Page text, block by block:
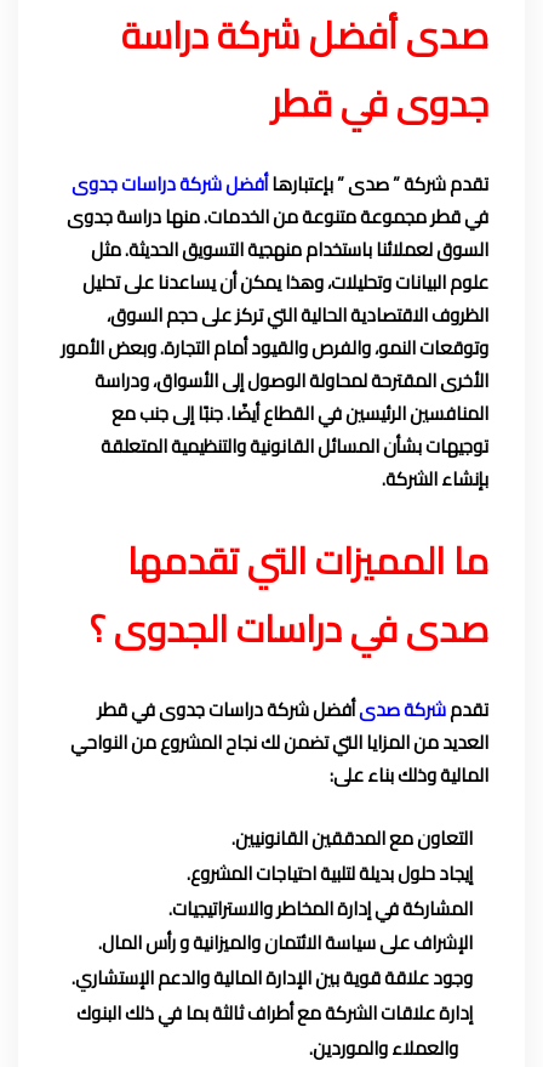
صدى أفضل شركة دراسة
جدوى في قطر
تقدم شركة ” صدى ” بإعتبارهاأفضل شركة دراسات جدوى
في قطر مجموعة متنوعة من الخدمات. منها دراسة جدوى
السوق لعملائنا باستخدام منهجية التسويق الحديثة. مثل
علوم البيانات وتحليلات، وهذا يمكن أن يساعدنا على تحليل
الظروف الاقتصادية الحالية التي تركز على حجم السوق،
وتوقعات النمو، والفرص والقيود أمام التجارة. وبعض الأمور
الأخرى المقترحة لمحاولة الوصول إلى الأسواق، ودراسة
المنافسين الرئيسين في القطاع أيضًا. جنبًا إلى جنب مع
توجيهات بشأن المسائل القانونية والتنظيمية المتعلقة
بإنشاء الشركة.
ما المميزات التي تقدمها
صدى في دراسات الجدوى ؟
تقدمشركة صدىأفضل شركة دراسات جدوى في قطر
العديد من المزايا التي تضمن لك نجاح المشروع من النواحي
المالية وذلك بناء على:
التعاون مع المدققين القانونيين.
إيجاد حلول بديلة لتلبية احتياجات المشروع.
المشاركة في إدارة المخاطر والاستراتيجيات.
الإشراف على سياسة الائتمان والميزانية و رأس المال.
وجود علاقة قوية بين الإدارة المالية والدعم الإستشاري.
إدارة علاقات الشركة مع أطراف ثالثة بما في ذلك البنوك
والعملاء والموردين.